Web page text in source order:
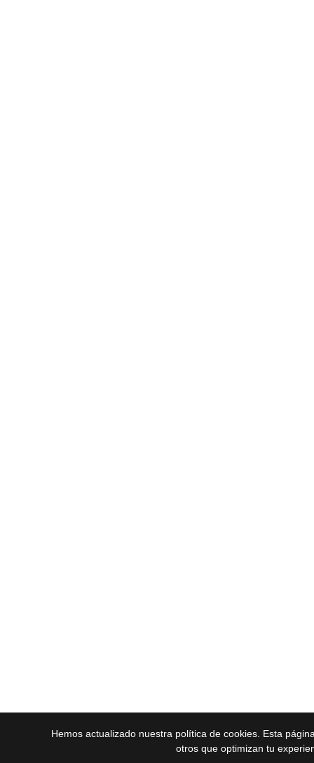
Hemos actualizado nuestra política de cookies. Esta
otros que optimizan tu